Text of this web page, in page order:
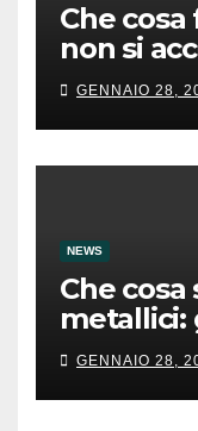
Che cosa
non si
GENNAIO 28,
NEWS
Che
metallici:
GENNAIO 28,